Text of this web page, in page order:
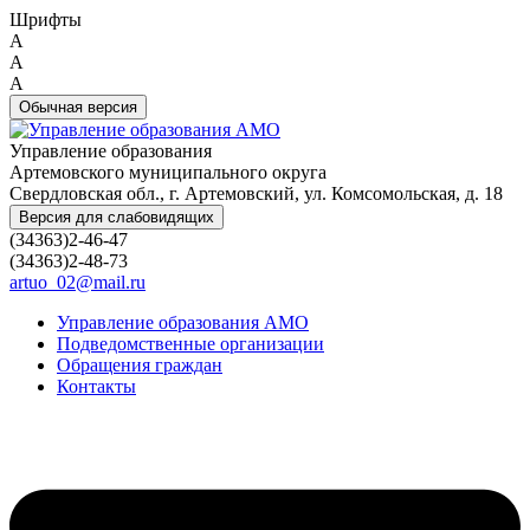
Шрифты
A
A
A
Обычная версия
Управление образования
Артемовского муниципального округа
Свердловская обл., г. Артемовский, ул. Комсомольская, д. 18
Версия для слабовидящих
(34363)2-46-47
(34363)2-48-73
artuo_02@mail.ru
Управление образования АМО
Подведомственные организации
Обращения граждан
Контакты